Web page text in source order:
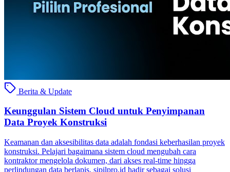
Berita & Update
Keunggulan Sistem Cloud untuk Penyimpanan
Data Proyek Konstruksi
Keamanan dan aksesibilitas data adalah fondasi keberhasilan proyek
konstruksi. Pelajari bagaimana sistem cloud mengubah cara
kontraktor mengelola dokumen, dari akses real-time hingga
perlindungan data berlapis. sipilpro.id hadir sebagai solusi